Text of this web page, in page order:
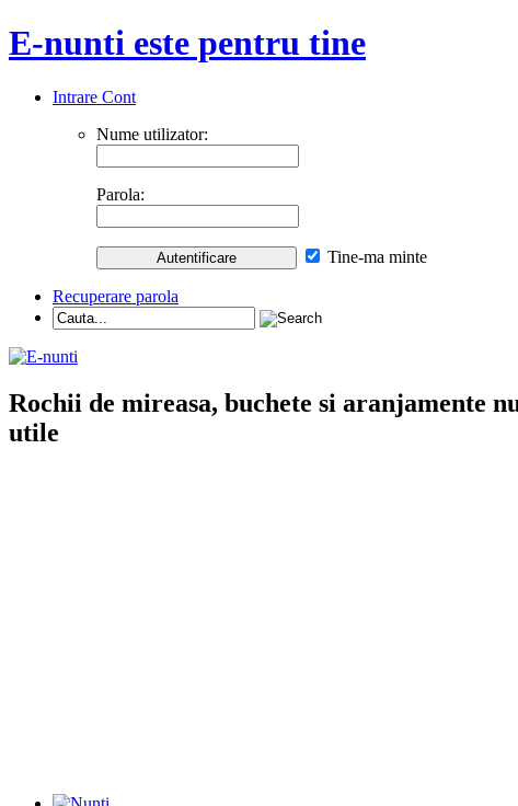
E-nunti este pentru tine
Intrare Cont
Nume utilizator:
Parola:
Tine-ma minte
Recuperare parola
Rochii de mireasa, buchete si
utile